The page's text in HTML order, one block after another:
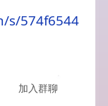
s/574f6544
加入群聊